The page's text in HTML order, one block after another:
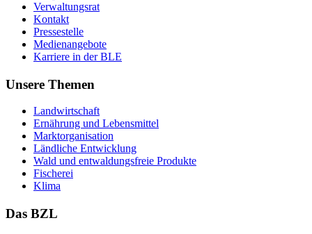
Ver­wal­tungs­rat
Kon­takt
Pres­se­stel­le
Me­di­en­an­ge­bo­te
Kar­rie­re in der BLE
Unsere Themen
Land­wirt­schaft
Er­näh­rung und Le­bens­mit­tel
Markt­or­ga­ni­sa­ti­on
Länd­li­che Ent­wick­lung
Wald und ent­wal­dungs­freie Pro­duk­te
Fi­sche­rei
Kli­ma
Das BZL